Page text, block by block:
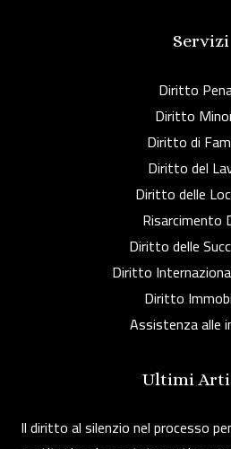
Servizi
Diritto
Diritto
Diritto di
Diritto del
Diritto delle
Risarcimento
Diritto delle
Diritto
Diritto
Assistenza alle
Ultimi
Il diritto al silenzio nel processo